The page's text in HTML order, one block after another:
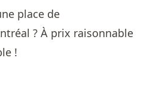
place de
? À prix raisonnable
!